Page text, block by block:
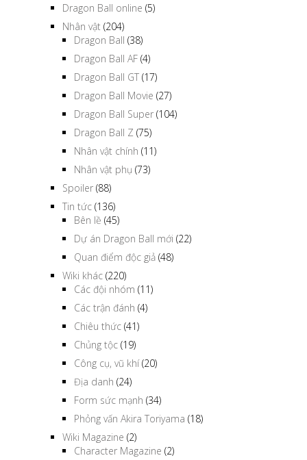
Dragon Ball online (5)
Nhân vật (204)
Dragon Ball (38)
Dragon Ball AF (4)
Dragon Ball GT (17)
Dragon Ball Movie (27)
Dragon Ball Super (104)
Dragon Ball Z (75)
Nhân vật chính (11)
Nhân vật phụ (73)
Spoiler (88)
Tin tức (136)
Bên lề (45)
Dự án Dragon Ball mới (22)
Quan điểm độc giả (48)
Wiki khác (220)
Các đội nhóm (11)
Các trận đánh (4)
Chiêu thức (41)
Chủng tộc (19)
Công cụ, vũ khí(20)
Địa danh (24)
Form sức mạnh (34)
Phỏng vấn Akira Toriyama (18)
Wiki Magazine (2)
Character Magazine (2)